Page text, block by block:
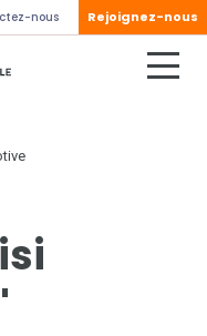
nous Rejoignez-nous